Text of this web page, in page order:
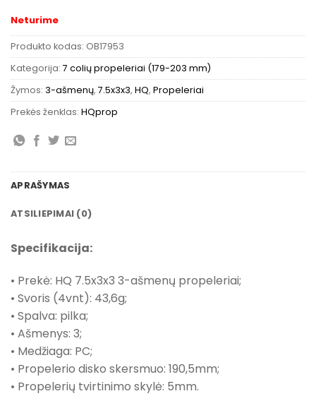
Neturime
Produkto kodas: OB17953
Kategorija: 7 colių propeleriai (179-203 mm)
Žymos: 3-ašmenų, 7.5x3x3, HQ, Propeleriai
Prekės ženklas: HQprop
APRAŠYMAS
ATSILIEPIMAI (0)
Specifikacija:
• Prekė: HQ 7.5x3x3 3-ašmenų propeleriai;
• Svoris (4vnt): 43,6g;
• Spalva: pilka;
• Ašmenys: 3;
• Medžiaga: PC;
• Propelerio disko skersmuo: 190,5mm;
• Propelerių tvirtinimo skylė: 5mm.